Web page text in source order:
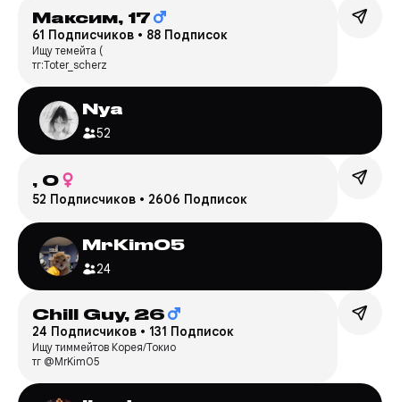
Максим, 17
61 Подписчиков • 88 Подписок
Ищу темейта (
тг:Toter_scherz
Nya
52
, 0
52 Подписчиков • 2606 Подписок
MrKim05
24
Chill Guy, 26
24 Подписчиков • 131 Подписок
Ищу тиммейтов Корея/Токио
тг @MrKim05